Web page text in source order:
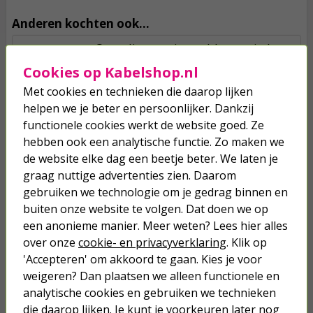
Anderen kochten ook...
Ongedierteverjager | Isotronic |
21,50
Insectenverjager | Isotronic | 30 m²
(Eurostekker, Ultrasoon)
14,95
Ongedierteverjager | Isotronic |
40m² (Ultrasoon, Drie frequenties)
21,50
Cookies op Kabelshop.nl
Met cookies en technieken die daarop lijken
helpen we je beter en persoonlijker. Dankzij
functionele cookies werkt de website goed. Ze
hebben ook een analytische functie. Zo maken we
de website elke dag een beetje beter. We laten je
graag nuttige advertenties zien. Daarom
gebruiken we technologie om je gedrag binnen en
buiten onze website te volgen. Dat doen we op
een anonieme manier. Meer weten? Lees hier alles
over onze cookie- en privacyverklaring. Klik op
'Accepteren' om akkoord te gaan. Kies je voor
weigeren? Dan plaatsen we alleen functionele en
analytische cookies en gebruiken we technieken
die daarop lijken. Je kunt je voorkeuren later nog